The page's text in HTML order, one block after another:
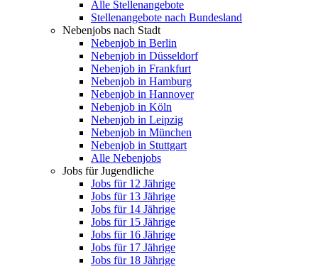
Alle Stellenangebote
Stellenangebote nach Bundesland
Nebenjobs nach Stadt
Nebenjob in Berlin
Nebenjob in Düsseldorf
Nebenjob in Frankfurt
Nebenjob in Hamburg
Nebenjob in Hannover
Nebenjob in Köln
Nebenjob in Leipzig
Nebenjob in München
Nebenjob in Stuttgart
Alle Nebenjobs
Jobs für Jugendliche
Jobs für 12 Jährige
Jobs für 13 Jährige
Jobs für 14 Jährige
Jobs für 15 Jährige
Jobs für 16 Jährige
Jobs für 17 Jährige
Jobs für 18 Jährige